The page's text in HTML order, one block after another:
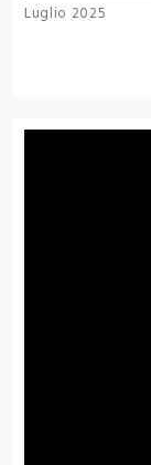
Luglio 2025